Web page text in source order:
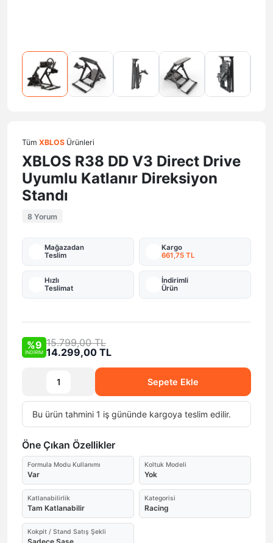
Tüm XBLOS Ürünleri
XBLOS R38 DD V3 Direct Drive
Uyumlu Katlanır Direksiyon
Standı
8 Yorum
Mağazadan
Teslim
Kargo
661,75 TL
Hızlı
Teslimat
İndirimli
Ürün
%9
İNDİRİM
15.799,00 TL
14.299,00 TL
Sepete Ekle
Bu ürün tahmini 1 iş gününde kargoya teslim edilir.
Öne Çıkan Özellikler
Formula Modu Kullanımı
Var
Koltuk Modeli
Yok
Katlanabilirlik
Tam Katlanabilir
Kategorisi
Racing
Kokpit / Stand Satış Şekli